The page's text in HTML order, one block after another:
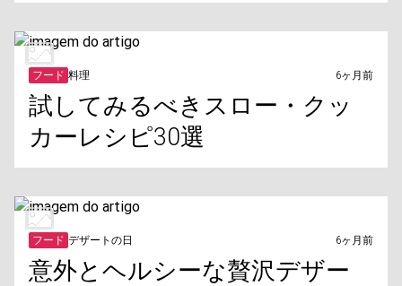
フード 料理 6ヶ月前
試してみるべきスロー・クッ
カーレシピ30選
フード デザートの日 6ヶ月前
意外とヘルシーな贅沢デザー